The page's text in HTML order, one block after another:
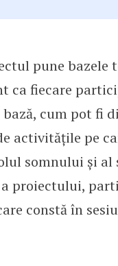
pune bazele
ca fiecare
cum pot fi
activitățile pe
somnului și
proiectului,
constă în